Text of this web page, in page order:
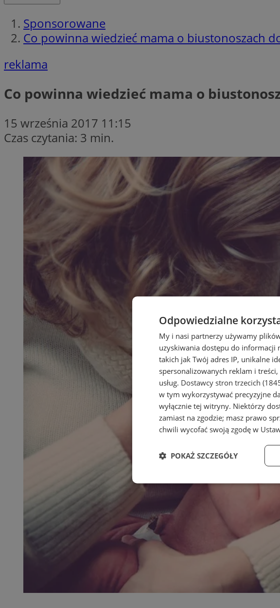
Sponsorowane
Co powinna wiedzieć mama o biustonoszach
reklama
Co powinna wiedzieć mama o
15 września 2017 11:15
Czas czytania: 3 min.
Odpowiedzialne
My i nasi partnerzy używamy
uzyskiwania dostępu do informacji
takich jak Twój adres IP, unikalne
spersonalizowanych reklam i
usług. Dostawcy stron trzecich
w tym wykorzystywać precyzyjne
wyłącznie tej witryny. Niektórzy
zamiast na zgodzie; masz prawo
chwili wycofać swoją zgodę w
POKAŻ SZCZEGÓŁY
Niezbędne Wydajność
Niezbędne
Niezbędne pliki cookie umożliwiają
zarządzanie kontem. Bez niezbędnych